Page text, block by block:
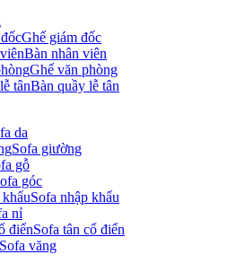
Ghế giám đốc
Bàn nhân viên
Ghế văn phòng
Bàn quầy lễ tân
da
Sofa giường
gỗ
góc
Sofa nhập khẩu
nỉ
Sofa tân cổ điển
Sofa văng